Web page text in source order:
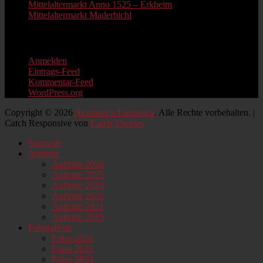
Mittelaltermarkt Anno 1525 – Erkheim
Mittelaltermarkt Maderbichl
Anmelden
Eintrags-Feed
Kommentar-Feed
WordPress.org
Copyright © 2026Acrobatica Fantastica. Alle Rechte vorbehalten. |
Catch Responsive von Catch Themes
oben
scrollen
Startseite
Auftritte
Auftritte 2026
Auftritte 2025
Auftritte 2024
Auftritte 2022
Auftritte 2021
Auftritte 2019
Fotogallerie
Fotos 2026
Fotos 2025
Fotos 2024